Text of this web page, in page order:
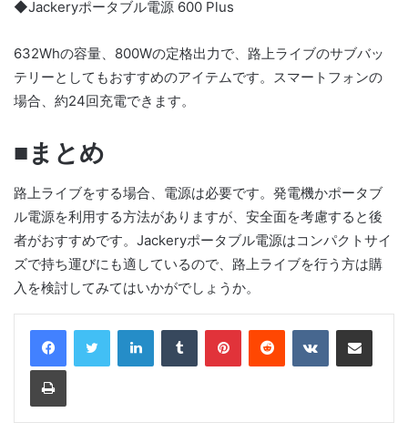
◆Jackeryポータブル電源 600 Plus
632Whの容量、800Wの定格出力で、路上ライブのサブバッ
テリーとしてもおすすめのアイテムです。スマートフォンの
場合、約24回充電できます。
■まとめ
路上ライブをする場合、電源は必要です。発電機かポータブ
ル電源を利用する方法がありますが、安全面を考慮すると後
者がおすすめです。Jackeryポータブル電源はコンパクトサイ
ズで持ち運びにも適しているので、路上ライブを行う方は購
入を検討してみてはいかがでしょうか。
LinkedInTumblr PinterestReddit VKontakteShare via Email
Print